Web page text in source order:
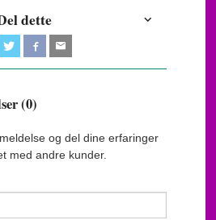
dette
(0)
og del dine erfaringer
med andre kunder.